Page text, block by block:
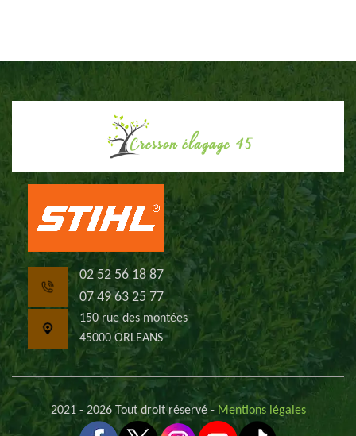
02 52 56 18 87
07 49 63 25 77
150 rue des montées
45000 ORLEANS
2021 - 2026 Tout droit réservé - Mentions légales